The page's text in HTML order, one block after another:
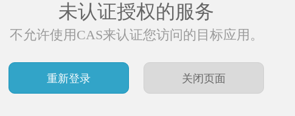
未认证授权的服务
不允许使用CAS来认证您访问的目标应用。